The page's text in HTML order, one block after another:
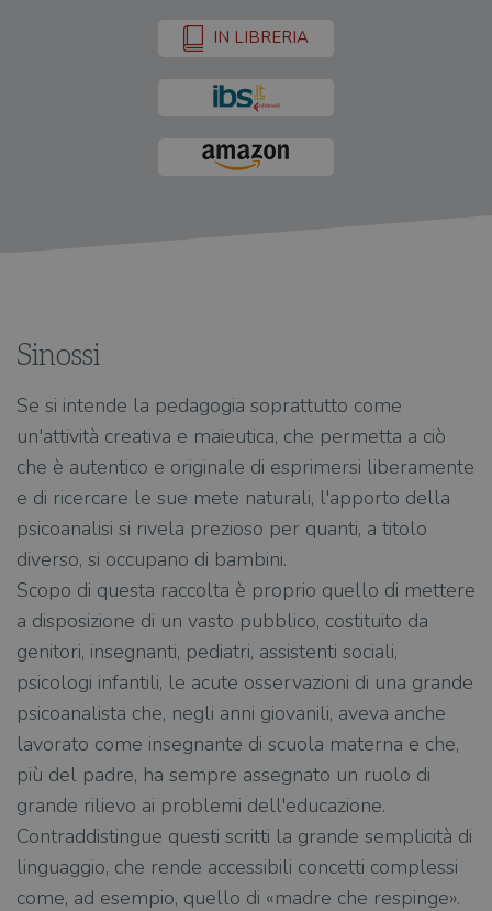
IN LIBRERIA
Sinossi
Se si intende la pedagogia soprattutto come
un'attività creativa e maieutica, che permetta a ciò
che è autentico e originale di esprimersi liberamente
e di ricercare le sue mete naturali, l'apporto della
psicoanalisi si rivela prezioso per quanti, a titolo
diverso, si occupano di bambini.
Scopo di questa raccolta è proprio quello di mettere
a disposizione di un vasto pubblico, costituito da
genitori, insegnanti, pediatri, assistenti sociali,
psicologi infantili, le acute osservazioni di una grande
psicoanalista che, negli anni giovanili, aveva anche
lavorato come insegnante di scuola materna e che,
più del padre, ha sempre assegnato un ruolo di
grande rilievo ai problemi dell'educazione.
Contraddistingue questi scritti la grande semplicità di
linguaggio, che rende accessibili concetti complessi
come, ad esempio, quello di «madre che respinge».